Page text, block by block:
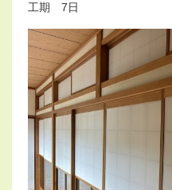
工期 7日